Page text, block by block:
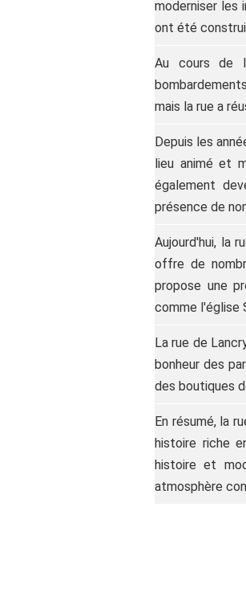
moderniser les
ont été
Au cours de
mais la rue a
Depuis les
lieu animé et
également
présence de
Aujourd'hui, la
offre de
propose une
comme l'église
La rue de
bonheur des
des boutiques
En résumé, la
histoire riche
histoire et
atmosphère